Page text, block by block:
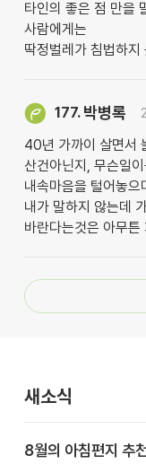
타인의 좋은 점 만을
사람에게는
딱정벌레가 침법하지
177. 박병록
40년 가까이 살면서
산건아닌지, 무슨일
내속마음을 털어놓
내가 말하지 않는데
바란다는것은 아무튼
새소식
8월의 아침편지 추